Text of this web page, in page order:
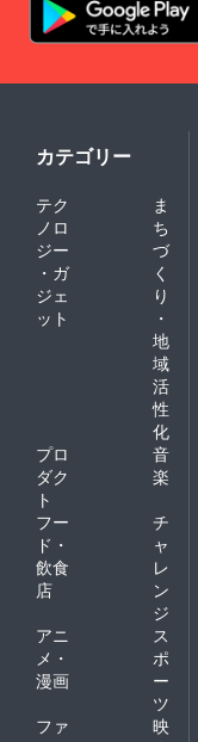
カテゴリー
テク
ノロ
ジー
・ガ
ジェ
ット
ま
ち
づ
く
り
・
地
域
活
性
化
プロ
ダク
ト
音
楽
フー
ド・
飲食
店
チ
ャ
レ
ン
ジ
アニ
メ・
漫画
ス
ポ
ー
ツ
ファ
映